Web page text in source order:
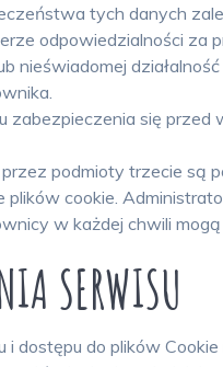
tych danych
odpowiedzialności za
nieświadomej
zabezpieczenia się
podmioty trzecie są
cookie.
w każdej chwili
SERWISU
i dostępu do plików